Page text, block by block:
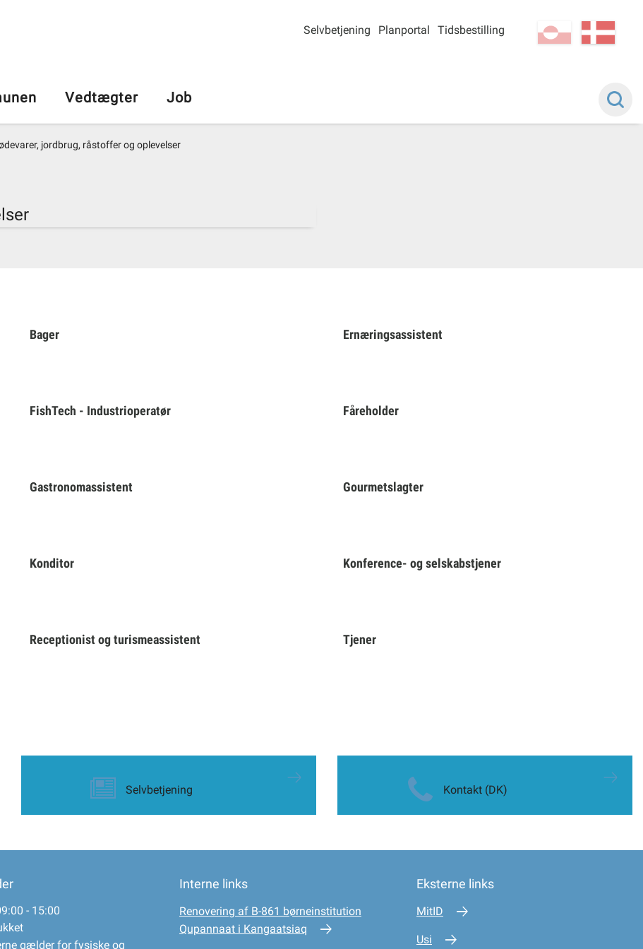
kl-GL
Selvbetjening Planportal Tidsbestilling
Vedtægter Job
jordbrug, råstoffer og oplevelser
Bager Ernæringsassistent
FishTech - Industrioperatør Fåreholder
Gastronomassistent Gourmetslagter
Konditor Konference- og selskabstjener
Receptionist og turismeassistent Tjener
Selvbetjening Kontakt (DK)
- 15:00
gælder for fysiske og
Interne links
Renovering af B-861 børneinstitution
Qupannaat i Kangaatsiaq
Eksterne links
MitID
Usi